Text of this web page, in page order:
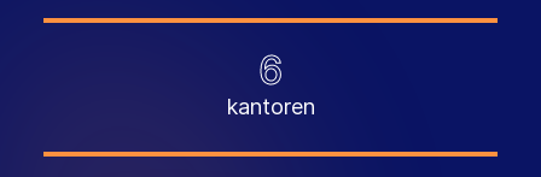
6
kantoren